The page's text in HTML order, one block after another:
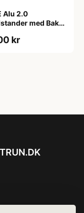
Alu 2.0
med Bakke
kr